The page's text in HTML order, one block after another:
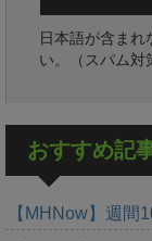
日本語が含まれ
い。（スパム対
おすすめ記
【MHNow】週間